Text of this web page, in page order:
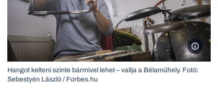
Hangot kelteni szinte bármivel lehet – vallja a Bélaműhely. Fotó:
Sebestyén László / Forbes.hu